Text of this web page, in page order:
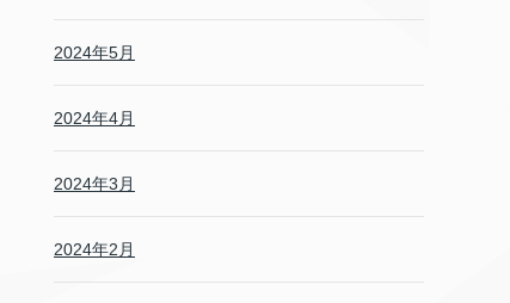
2024年5月
2024年4月
2024年3月
2024年2月